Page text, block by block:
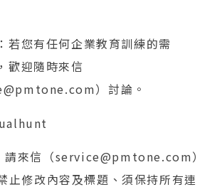
若您有任何企業教育訓練的需
歡迎隨時來信
）討論。
請來信（service@pmtone.com）
止修改內容及標題、須保持所有連